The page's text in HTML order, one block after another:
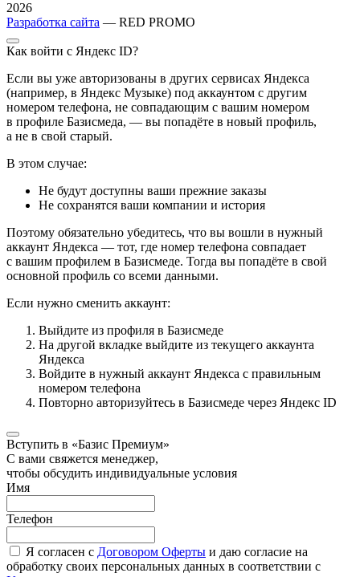
2026
Разработка сайта — RED PROMO
Как войти с Яндекс ID?
Если вы уже авторизованы в других сервисах Яндекса
(например, в Яндекс Музыке) под аккаунтом с другим
номером телефона, не совпадающим с вашим номером
в профиле Базисмеда, — вы попадёте в новый профиль,
а не в свой старый.
В этом случае:
Не будут доступны ваши прежние заказы
Не сохранятся ваши компании и история
Поэтому обязательно убедитесь, что вы вошли в нужный
аккаунт Яндекса — тот, где номер телефона совпадает
с вашим профилем в Базисмеде. Тогда вы попадёте в свой
основной профиль со всеми данными.
Если нужно сменить аккаунт:
Выйдите из профиля в Базисмеде
На другой вкладке выйдите из текущего аккаунта
Яндекса
Войдите в нужный аккаунт Яндекса с правильным
номером телефона
Повторно авторизуйтесь в Базисмеде через Яндекс ID
Вступить в «Базис Премиум»
С вами свяжется менеджер,
чтобы обсудить индивидуальные условия
Имя
Телефон
Я согласен с Договором Оферты и даю согласие на
обработку своих персональных данных в соответствии с